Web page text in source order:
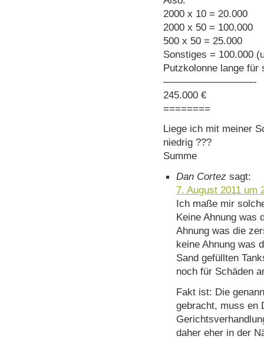
2000 x 10 = 20.000
2000 x 50 = 100.000
500 x 50 = 25.000
Sonstiges = 100.000
Putzkolonne lange für
—————————-
245.000 €
========
Liege ich mit meiner
niedrig ???
Summe
Dan Cortez sagt:
7. August 2011 um
Ich maße mir
Keine Ahnung was
Ahnung was die
keine Ahnung was
Sand gefüllten
noch für Schäden
Fakt ist: Die
gebracht, muss en
daher eher in der